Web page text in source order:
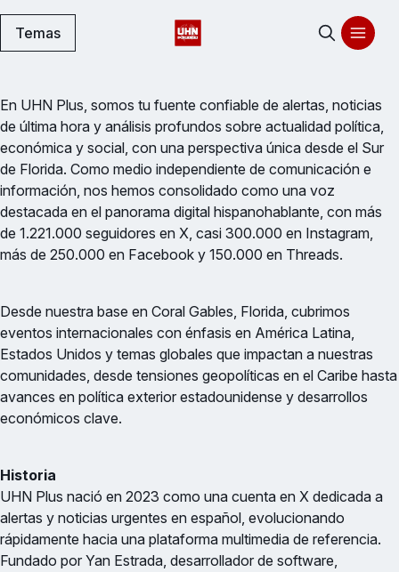
Temas
En UHN Plus, somos tu fuente confiable de alertas, noticias
de última hora y análisis profundos sobre actualidad política,
económica y social, con una perspectiva única desde el Sur
de Florida. Como medio independiente de comunicación e
información, nos hemos consolidado como una voz
destacada en el panorama digital hispanohablante, con más
de 1.221.000 seguidores en X, casi 300.000 en Instagram,
más de 250.000 en Facebook y 150.000 en Threads.
Desde nuestra base en Coral Gables, Florida, cubrimos
eventos internacionales con énfasis en América Latina,
Estados Unidos y temas globales que impactan a nuestras
comunidades, desde tensiones geopolíticas en el Caribe hasta
avances en política exterior estadounidense y desarrollos
económicos clave.
Historia
UHN Plus nació en 2023 como una cuenta en X dedicada a
alertas y noticias urgentes en español, evolucionando
rápidamente hacia una plataforma multimedia de referencia.
Fundado por Yan Estrada, desarrollador de software,